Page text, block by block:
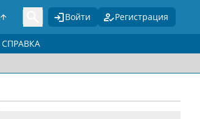
Войти Регистрация
СПРАВКА